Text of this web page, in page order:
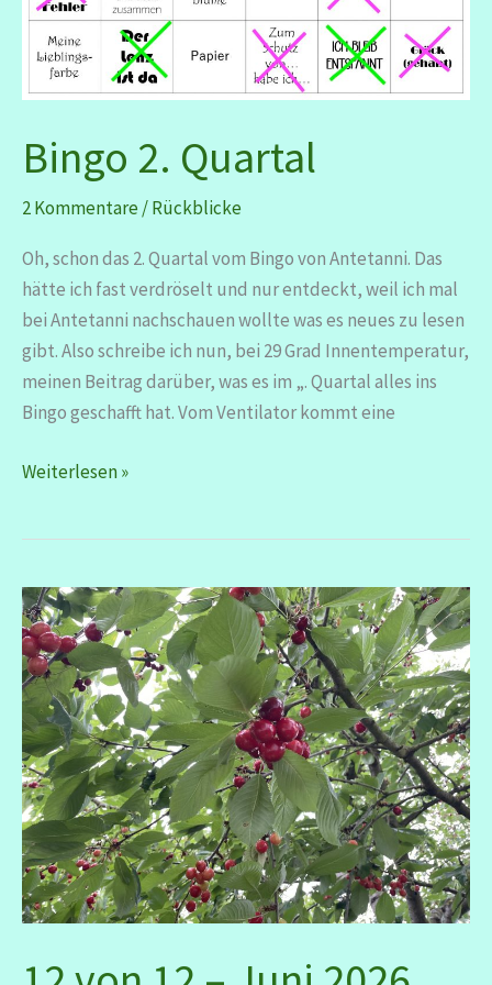
Bingo 2. Quartal
2 Kommentare/Rückblicke
Oh, schon das 2. Quartal vom Bingo von Antetanni. Das
hätte ich fast verdröselt und nur entdeckt, weil ich mal
bei Antetanni nachschauen wollte was es neues zu lesen
gibt. Also schreibe ich nun, bei 29 Grad Innentemperatur,
meinen Beitrag darüber, was es im „. Quartal alles ins
Bingo geschafft hat. Vom Ventilator kommt eine
Bingo
Weiterlesen »